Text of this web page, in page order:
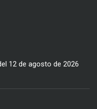
12 de agosto de 2026